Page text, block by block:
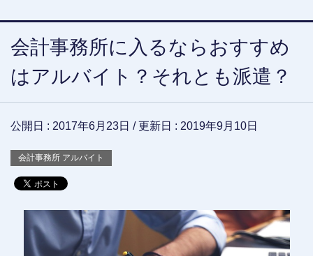
会計事務所に入るならおすすめ
はアルバイト？それとも派遣？
公開日 : 2017年6月23日 / 更新日 : 2019年9月10日
会計事務所 アルバイト